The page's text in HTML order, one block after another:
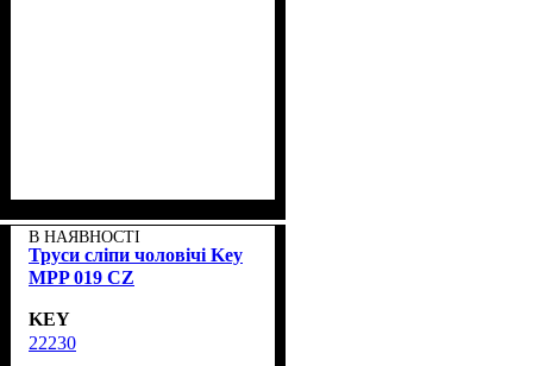
В НАЯВНОСТІ
Труси сліпи чоловічі Key
MPP 019 CZ
KEY
22230